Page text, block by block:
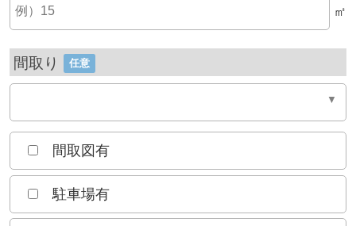
㎡
間取り 任意
間取図有
駐車場有